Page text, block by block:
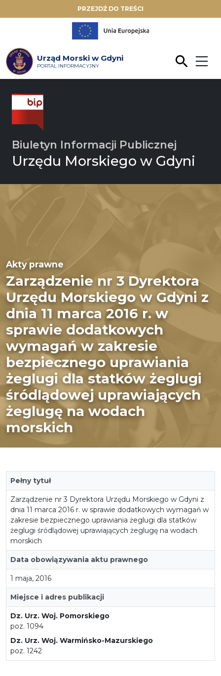
PRZEJDŹ DO TREŚCI
Urząd Morski w Gdyni
PORTAL INFORMACYJNY
Biuletyn Informacji Publicznej
Urzędu Morskiego w Gdyni
Akty prawne
Zarządzenie nr 3 Dyrektora
Urzędu Morskiego w Gdyni z
dnia 11 marca 2016 r. w
sprawie dodatkowych
wymagań w zakresie
bezpiecznego uprawiania
żeglugi dla statków żeglugi
śródlądowej uprawiających
żeglugę na wodach
morskich
Pełny tytuł
Zarządzenie nr 3 Dyrektora Urzędu Morskiego w Gdyni z
dnia 11 marca 2016 r. w sprawie dodatkowych wymagań w
zakresie bezpiecznego uprawiania żeglugi dla statków
żeglugi śródlądowej uprawiających żeglugę na wodach
morskich
Data obowiązywania aktu prawnego
1 maja, 2016
Miejsce i adres publikacji
Dz. Urz. Woj. Pomorskiego
poz. 1094
Dz. Urz. Woj. Warmińsko-Mazurskiego
poz. 1242